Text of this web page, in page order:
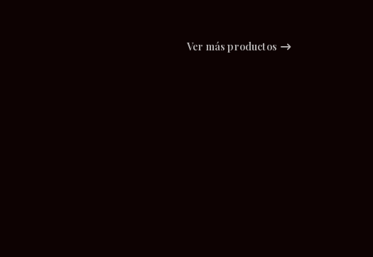
Ver más productos